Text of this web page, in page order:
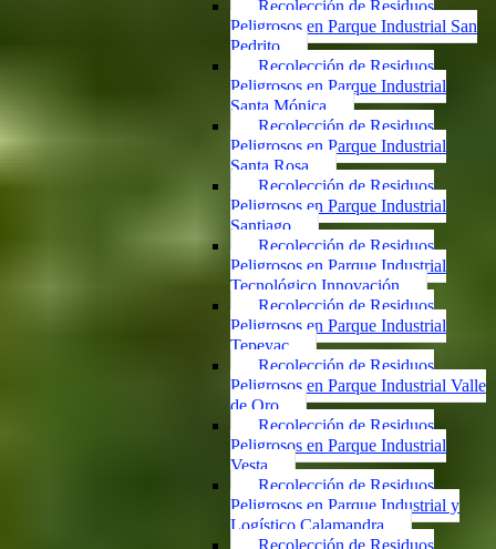
Recolección de Residuos
Peligrosos en Parque Industrial San
Pedrito
Recolección de Residuos
Peligrosos en Parque Industrial
Santa Mónica
Recolección de Residuos
Peligrosos en Parque Industrial
Santa Rosa
Recolección de Residuos
Peligrosos en Parque Industrial
Santiago
Recolección de Residuos
Peligrosos en Parque Industrial
Tecnológico Innovación
Recolección de Residuos
Peligrosos en Parque Industrial
Tepeyac
Recolección de Residuos
Peligrosos en Parque Industrial Valle
de Oro
Recolección de Residuos
Peligrosos en Parque Industrial
Vesta
Recolección de Residuos
Peligrosos en Parque Industrial y
Logístico Calamandra
Recolección de Residuos